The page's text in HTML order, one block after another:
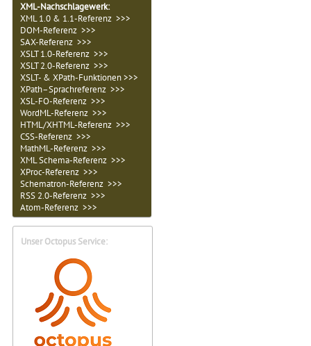
XML-Nachschlagewerk:
XML 1.0 & 1.1-Referenz >>>
DOM-Referenz >>>
SAX-Referenz >>>
XSLT 1.0-Referenz >>>
XSLT 2.0-Referenz >>>
XSLT- & XPath-Funktionen >>>
XPath–Sprachreferenz >>>
XSL-FO-Referenz >>>
WordML-Referenz >>>
HTML/XHTML-Referenz >>>
CSS-Referenz >>>
MathML-Referenz >>>
XML Schema-Referenz >>>
XProc-Referenz >>>
Schematron-Referenz >>>
RSS 2.0-Referenz >>>
Atom-Referenz >>>
Unser Octopus Service: